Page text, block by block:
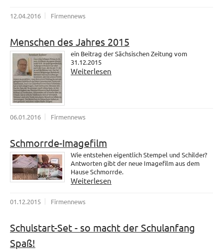
12.04.2016 Firmennews
Menschen des Jahres 2015
ein Beitrag der Sächsischen Zeitung vom
31.12.2015
Weiterlesen
06.01.2016 Firmennews
Schmorrde-Imagefilm
Wie entstehen eigentlich Stempel und Schilder?
Antworten gibt der neue Imagefilm aus dem
Hause Schmorrde.
Weiterlesen
01.12.2015 Firmennews
Schulstart-Set - so macht der Schulanfang
Spaß!